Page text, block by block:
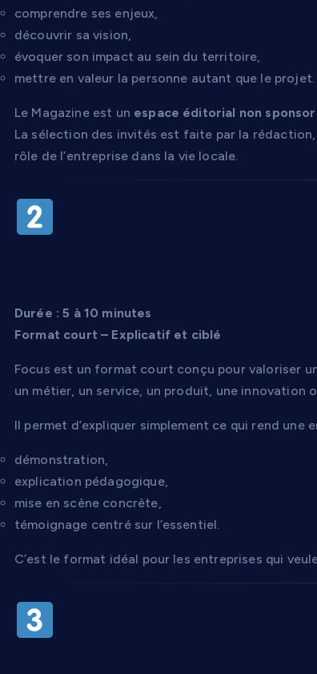
comprendre ses enjeux,
découvrir sa vision,
évoquer son impact au sein du territoire,
mettre en valeur la personne autant que le projet.
Le Magazine est un espace éditorial non
La sélection des invités est faite par la
rôle de l’entreprise dans la vie locale.
Durée : 5 à 10 minutes
Format court – Explicatif et ciblé
Focus est un format court conçu pour valoriser
un métier, un service, un produit, une innovation
Il permet d’expliquer simplement ce qui rend une
démonstration,
explication pédagogique,
mise en scène concrète,
témoignage centré sur l’essentiel.
C’est le format idéal pour les entreprises qui